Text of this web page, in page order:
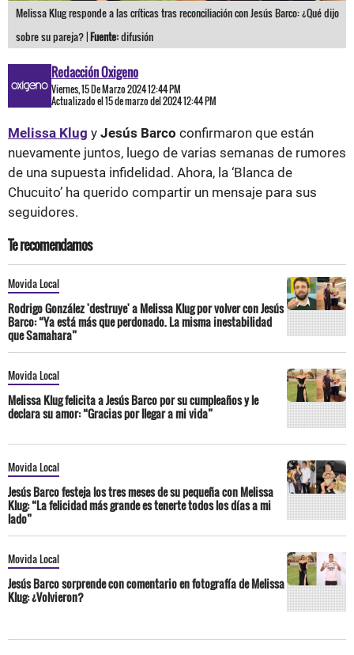
Melissa Klug responde a las críticas tras reconciliación con Jesús Barco: ¿Qué dijo
sobre su pareja? |Fuente:difusión
Redacción Oxigeno
Viernes, 15 De Marzo 2024 12:44 PM
Actualizado el 15 de marzo del 2024 12:44 PM
Melissa Klug y Jesús Barco confirmaron que están
nuevamente juntos, luego de varias semanas de rumores
de una supuesta infidelidad. Ahora, la ‘Blanca de
Chucuito’ ha querido compartir un mensaje para sus
seguidores.
Te recomendamos
Movida Local
Rodrigo González 'destruye' a Melissa Klug por volver con Jesús
Barco: “Ya está más que perdonado. La misma inestabilidad
que Samahara”
Movida Local
Melissa Klug felicita a Jesús Barco por su cumpleaños y le
declara su amor: “Gracias por llegar a mi vida”
Movida Local
Jesús Barco festeja los tres meses de su pequeña con Melissa
Klug: “La felicidad más grande es tenerte todos los días a mi
lado”
Movida Local
Jesús Barco sorprende con comentario en fotografía de Melissa
Klug: ¿Volvieron?